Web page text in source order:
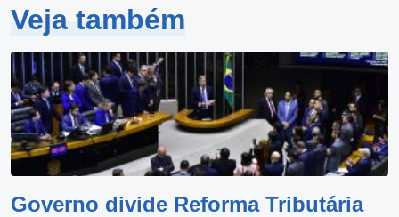
Veja também
Governo divide Reforma Tributária